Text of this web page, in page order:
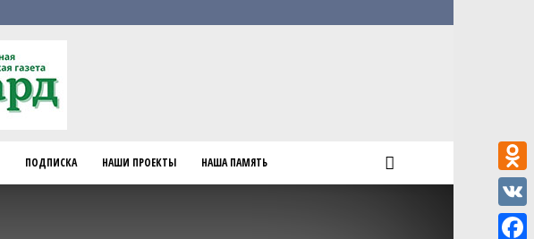
ПОДПИСКА НАШИ ПРОЕКТЫ НАША ПАМЯТЬ
VK